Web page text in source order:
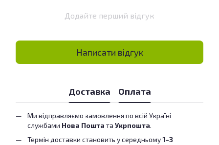
Додайте перший відгук
Написати відгук
Доставка Оплата
Ми відправляємо замовлення по всій Україні
службами Нова Пошта та Укрпошта.
Термін доставки становить у середньому1–3